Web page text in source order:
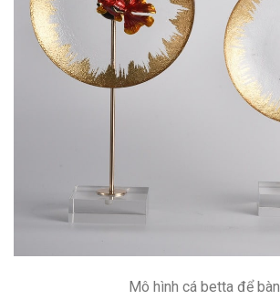
Mô hình cá betta để bàn